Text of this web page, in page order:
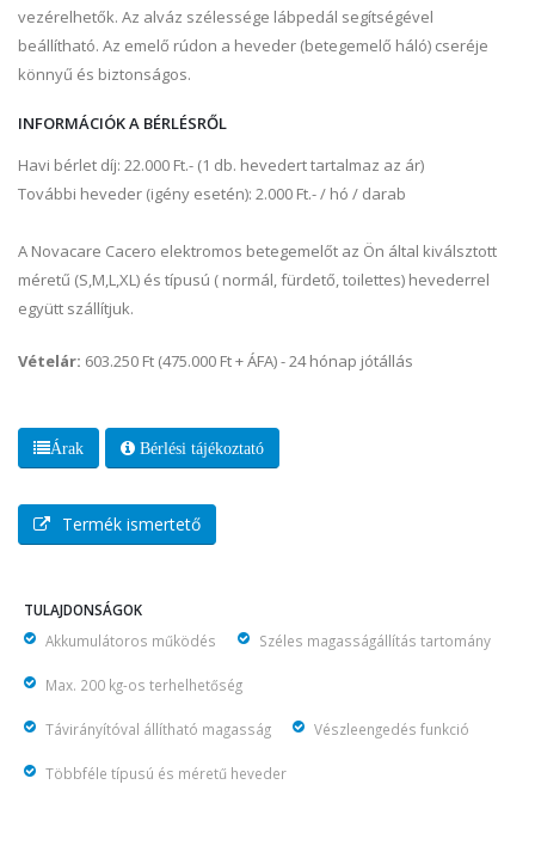
vezérelhetők. Az alváz szélessége lábpedál segítségével
beállítható. Az emelő rúdon a heveder (betegemelő háló) cseréje
könnyű és biztonságos.
INFORMÁCIÓK A BÉRLÉSRŐL
Havi bérlet díj: 22.000 Ft.- (1 db. hevedert tartalmaz az ár)
További heveder (igény esetén): 2.000 Ft.- / hó / darab
A Novacare Cacero elektromos betegemelőt az Ön által kiválsztott
méretű (S,M,L,XL) és típusú ( normál, fürdető, toilettes) hevederrel
együtt szállítjuk.
Vételár: 603.250 Ft (475.000 Ft + ÁFA) - 24 hónap jótállás
Árak Bérlési tájékoztató
Termék ismertető
TULAJDONSÁGOK
Akkumulátoros működés
Széles magasságállítás tartomány
Max. 200 kg-os terhelhetőség
Távirányítóval állítható magasság Vészleengedés funkció
Többféle típusú és méretű heveder